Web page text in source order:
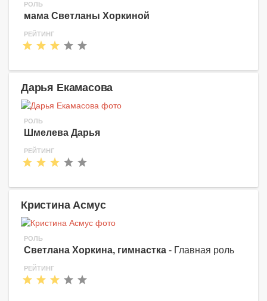
РОЛЬ
мама Светланы Хоркиной
РЕЙТИНГ
Дарья Екамасова
РОЛЬ
Шмелева Дарья
РЕЙТИНГ
Кристина Асмус
РОЛЬ
Светлана Хоркина, гимнастка - Главная роль
РЕЙТИНГ